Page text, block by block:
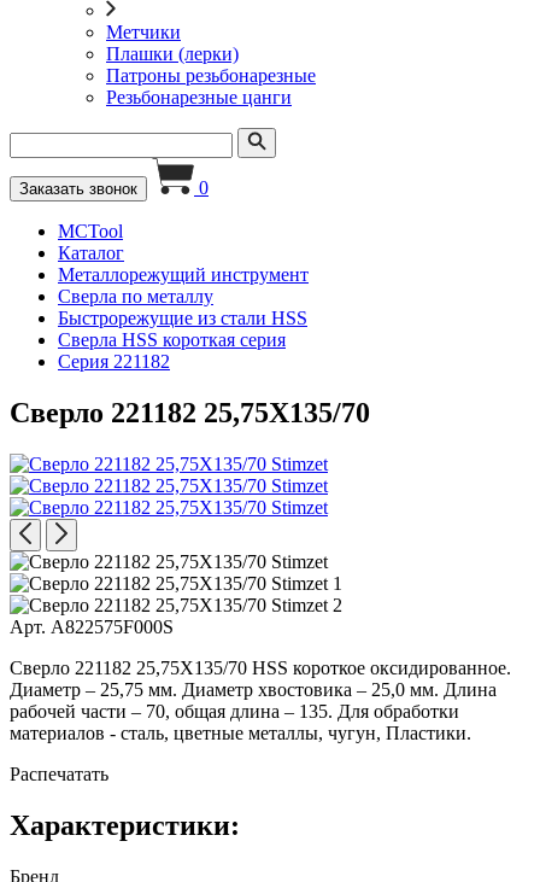
Метчики
Плашки (лерки)
Патроны резьбонарезные
Резьбонарезные цанги
Заказать звонок 0
MCTool
Каталог
Металлорежущий инструмент
Сверла по металлу
Быстрорежущие из стали HSS
Сверла HSS короткая серия
Серия 221182
Сверло 221182 25,75X135/70
Арт. A822575F000S
Сверло 221182 25,75X135/70 HSS короткое оксидированное.
Диаметр – 25,75 мм. Диаметр хвостовика – 25,0 мм. Длина
рабочей части – 70, общая длина – 135. Для обработки
материалов - сталь, цветные металлы, чугун, Пластики.
Распечатать
Характеристики:
Бренд